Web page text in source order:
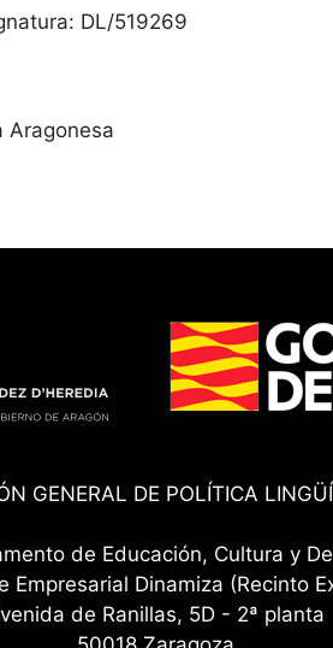
DL/519269
Aragonesa
GENERAL DE POLÍTICA
de Educación, Cultura y
Empresarial Dinamiza (Recinto
de Ranillas, 5D - 2ª planta